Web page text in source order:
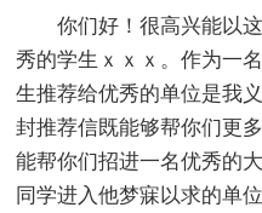
你们好！很高兴能以
秀的学生ｘｘｘ。作为一
生推荐给优秀的单位是我
封推荐信既能够帮你们更
能帮你们招进一名优秀的
同学进入他梦寐以求的单位